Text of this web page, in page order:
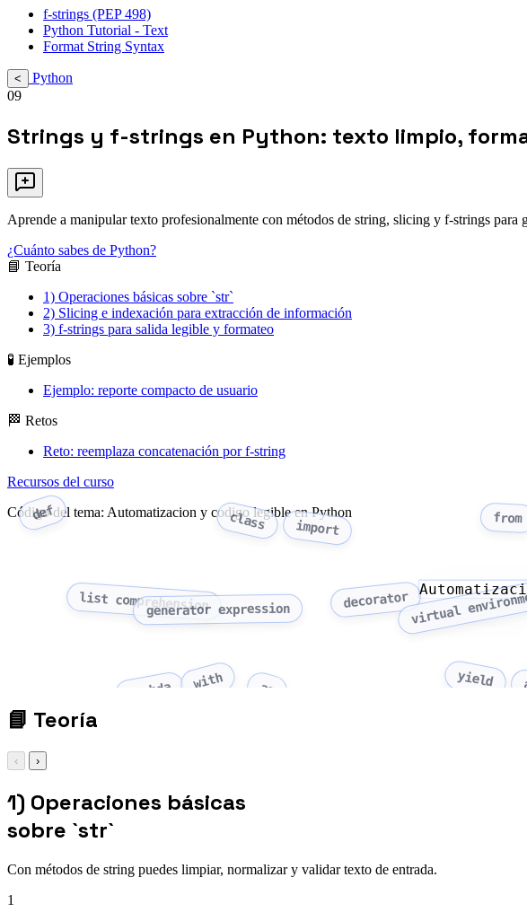
f-strings (PEP 498)
Python Tutorial - Text
Format String Syntax
<
Python
09
Strings y f-strings en Python: texto limpio,
Aprende a manipular texto profesionalmente con métodos de string, slicing y f-strings para
¿Cuánto sabes de Python?
📘 Teoría
1) Operaciones básicas sobre `str`
2) Slicing e indexación para extracción de información
3) f-strings para salida legible y formateo
🧪 Ejemplos
Ejemplo: reporte compacto de usuario
🏁 Retos
Reto: reemplaza concatenación por f-string
Recursos del curso
Código del tema: Automatizacion y codigo legible en Python
def class import from
list comprehensiongenerator expression decoratorvirtual
lambda with as yield
📘 Teoría
‹ ›
1) Operaciones básicas
sobre `str`
Con métodos de string puedes limpiar, normalizar y validar texto de entrada.
1